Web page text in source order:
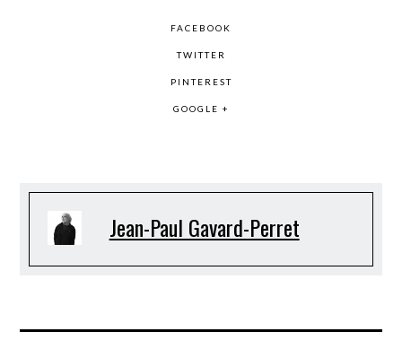
FACEBOOK
TWITTER
PINTEREST
GOOGLE +
Jean-Paul Gavard-Perret